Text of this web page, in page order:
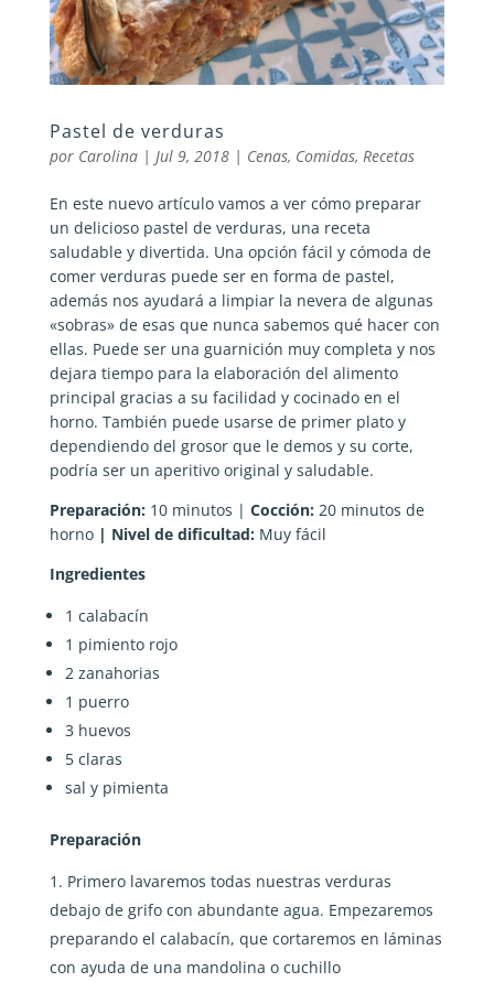
Pastel de verduras
por Carolina| Jul 9, 2018| Cenas, Comidas, Recetas
En este nuevo artículo vamos a ver cómo preparar
un delicioso pastel de verduras, una receta
saludable y divertida. Una opción fácil y cómoda de
comer verduras puede ser en forma de pastel,
además nos ayudará a limpiar la nevera de algunas
«sobras» de esas que nunca sabemos qué hacer con
ellas. Puede ser una guarnición muy completa y nos
dejara tiempo para la elaboración del alimento
principal gracias a su facilidad y cocinado en el
horno. También puede usarse de primer plato y
dependiendo del grosor que le demos y su corte,
podría ser un aperitivo original y saludable.
Preparación: 10 minutos | Cocción: 20 minutos de
horno| Nivel de dificultad: Muy fácil
Ingredientes
1 calabacín
1 pimiento rojo
2 zanahorias
1 puerro
3 huevos
5 claras
sal y pimienta
Preparación
Primero lavaremos todas nuestras verduras
debajo de grifo con abundante agua. Empezaremos
preparando el calabacín, que cortaremos en láminas
con ayuda de una mandolina o cuchillo